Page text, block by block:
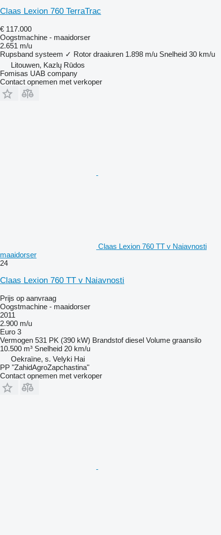
Claas Lexion 760 TerraTrac
€ 117.000
Oogstmachine - maaidorser
2.651 m/u
Rupsband systeem ✓ Rotor draaiuren 1.898 m/u Snelheid 30 km/u
Litouwen, Kazlų Rūdos
Fomisas UAB company
Contact opnemen met verkoper
Claas Lexion 760 TT v Naiavnosti
maaidorser
24
Claas Lexion 760 TT v Naiavnosti
Prijs op aanvraag
Oogstmachine - maaidorser
2011
2.900 m/u
Euro 3
Vermogen 531 PK (390 kW) Brandstof diesel Volume graansilo
10.500 m³ Snelheid 20 km/u
Oekraïne, s. Velyki Hai
PP "ZahidAgroZapchastina"
Contact opnemen met verkoper